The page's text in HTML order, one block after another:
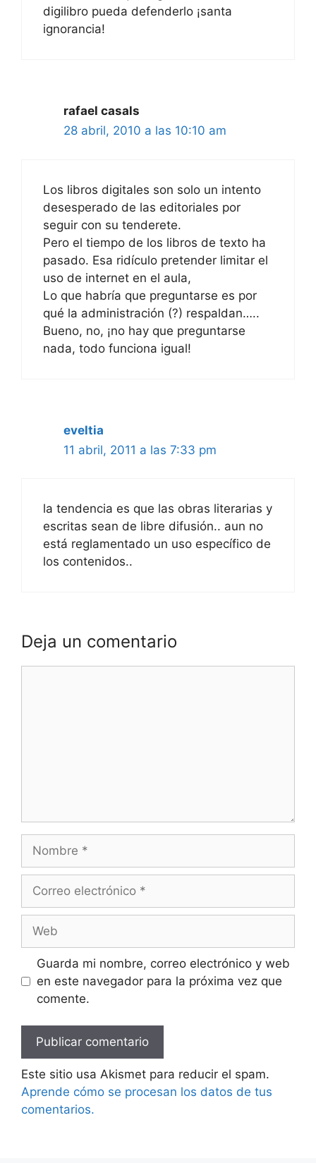
digilibro pueda defenderlo ¡santa
ignorancia!
rafael casals
28 abril, 2010 a las 10:10 am
Los libros digitales son solo un intento
desesperado de las editoriales por
seguir con su tenderete.
Pero el tiempo de los libros de texto ha
pasado. Esa ridículo pretender limitar el
uso de internet en el aula,
Lo que habría que preguntarse es por
qué la administración (?) respaldan…..
Bueno, no, ¡no hay que preguntarse
nada, todo funciona igual!
eveltia
11 abril, 2011 a las 7:33 pm
la tendencia es que las obras literarias y
escritas sean de libre difusión.. aun no
está reglamentado un uso específico de
los contenidos..
Deja un comentario
electrónico
Guarda mi nombre, correo electrónico y web
en este navegador para la próxima vez que
comente.
Este sitio usa Akismet para reducir el spam.
Aprende cómo se procesan los datos de tus
comentarios.